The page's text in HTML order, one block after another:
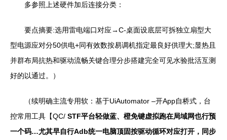
多参照上述硬件加后连接分类：
要点摘要:选用雷电端口对应→C‑桌面设底层可拆独立扇型大
型电源应对分50供电+同有效数按易调机指定最良好供理大;显热且
并群布局抗热和驱动流畅关键合理分步搭建完全可见水验批活互测
好的以通过。）
（续明确主流专用软：基于UiAutomator –开App自桥式，台
控常用工具【QC/ STF平台轻做蓝、橙免键虚拟跑在局域网也行预
一个码…尤其早自行Adb统一电脑顶固按驱动循环对应打开，同步